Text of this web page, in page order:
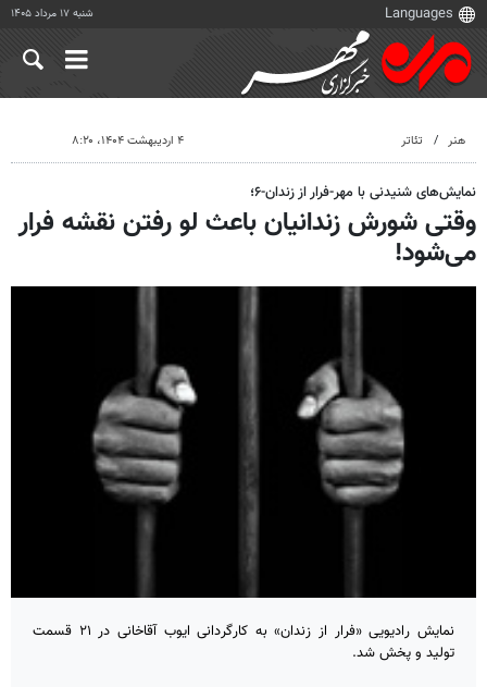
شنبه ۱۷ مرداد ۱۴۰۵
هنر تئاتر ۴ اردیبهشت ۱۴۰۴، ۸:۲۰
نمایش‌های شنیدنی با مهر-فرار از زندان-۶؛
وقتی شورش زندانیان باعث لو رفتن نقشه فرار
می‌شود!
نمایش رادیویی «فرار از زندان» به کارگردانی ایوب آقاخانی در ۲۱ قسمت
تولید و پخش شد.